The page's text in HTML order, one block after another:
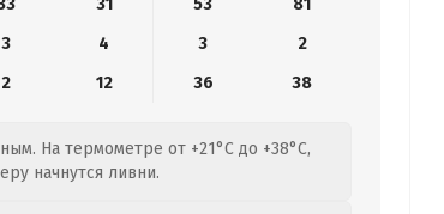
31 53
81
3 4 3
2
2 12 36 38
На термометре от +21°C до +38°C,
начнутся ливни.